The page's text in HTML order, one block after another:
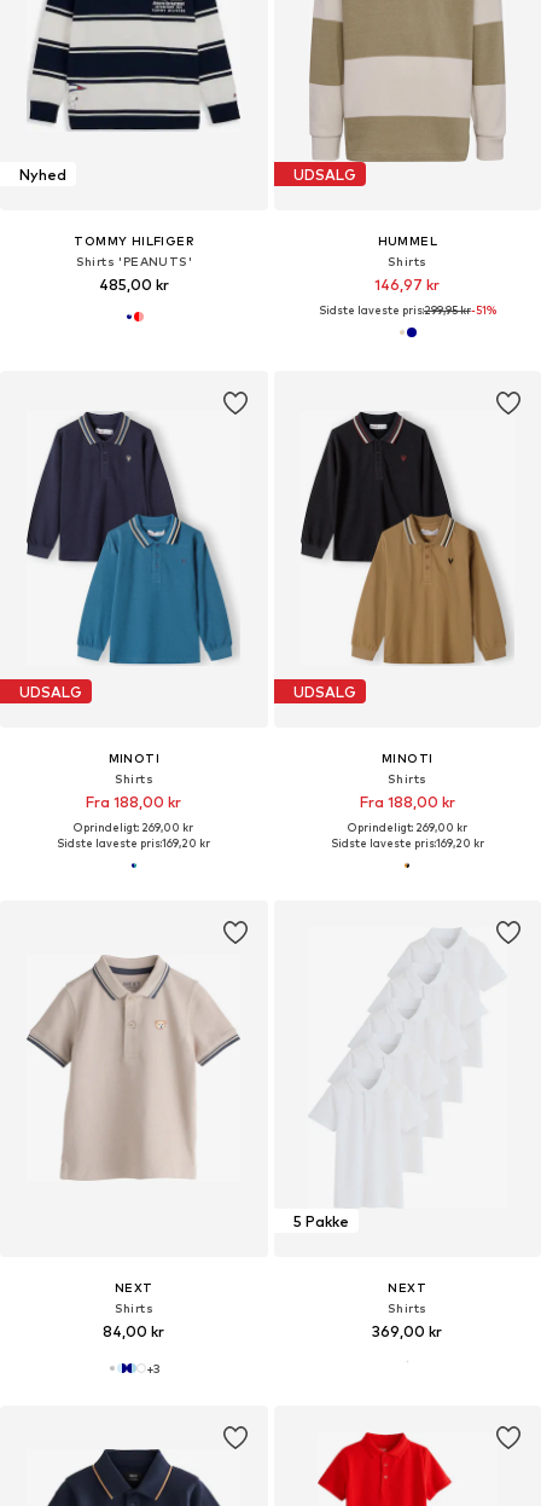
Nyhed
TOMMY HILFIGER
Shirts 'PEANUTS'
485,00 kr
UDSALG
HUMMEL
Shirts
146,97 kr
Sidste laveste pris:299,95 kr-51%
UDSALG
MINOTI
Shirts
Fra 188,00 kr
Oprindeligt: 269,00 kr
Sidste laveste pris:169,20 kr
UDSALG
MINOTI
Shirts
Fra 188,00 kr
Oprindeligt: 269,00 kr
Sidste laveste pris:169,20 kr
NEXT
Shirts
84,00 kr
+3
5 Pakke
NEXT
Shirts
369,00 kr